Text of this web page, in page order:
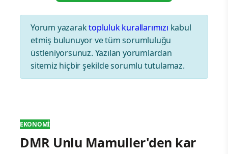
Yorum yazaraktopluluk kurallarımızı kabul
etmiş bulunuyor ve tüm sorumluluğu
üstleniyorsunuz. Yazılan yorumlardan
sitemiz hiçbir şekilde sorumlu tutulamaz.
EKONOMI
DMR Unlu Mamuller'den kar